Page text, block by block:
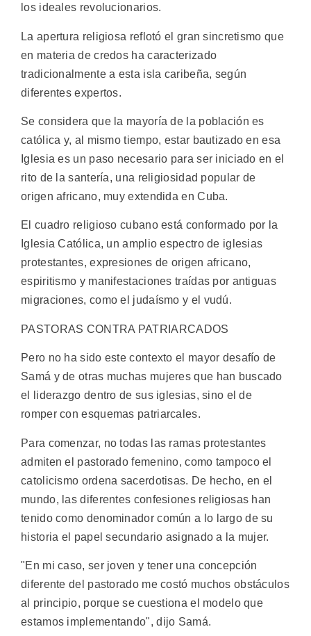
los ideales revolucionarios.
La apertura religiosa reflotó el gran sincretismo que
en materia de credos ha caracterizado
tradicionalmente a esta isla caribeña, según
diferentes expertos.
Se considera que la mayoría de la población es
católica y, al mismo tiempo, estar bautizado en esa
Iglesia es un paso necesario para ser iniciado en el
rito de la santería, una religiosidad popular de
origen africano, muy extendida en Cuba.
El cuadro religioso cubano está conformado por la
Iglesia Católica, un amplio espectro de iglesias
protestantes, expresiones de origen africano,
espiritismo y manifestaciones traídas por antiguas
migraciones, como el judaísmo y el vudú.
PASTORAS CONTRA PATRIARCADOS
Pero no ha sido este contexto el mayor desafío de
Samá y de otras muchas mujeres que han buscado
el liderazgo dentro de sus iglesias, sino el de
romper con esquemas patriarcales.
Para comenzar, no todas las ramas protestantes
admiten el pastorado femenino, como tampoco el
catolicismo ordena sacerdotisas. De hecho, en el
mundo, las diferentes confesiones religiosas han
tenido como denominador común a lo largo de su
historia el papel secundario asignado a la mujer.
"En mi caso, ser joven y tener una concepción
diferente del pastorado me costó muchos obstáculos
al principio, porque se cuestiona el modelo que
estamos implementando", dijo Samá.